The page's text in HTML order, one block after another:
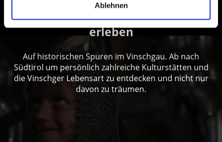
Ablehnen
Kultur und Brauchtum im Vinschgau
erleben
Auf historischen Spuren im Vinschgau. Ab nach
Südtirol um persönlich zahlreiche Kulturstätten und
die Vinschger Lebensart zu entdecken und nicht nur
davon zu träumen.